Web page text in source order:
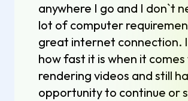
anywhere I go and I don`t
lot of computer
great internet connection.
how fast it is when it
rendering videos and still
opportunity to continue or